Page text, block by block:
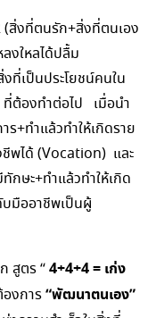
(สิ่งที่ตนรัก+สิ่งที่ตนเอง
งใหลได้ปลื้ม
ที่เป็นประโยชน์คนใน
ที่ต้องทำต่อไป เมื่อนำ
ร+ทำแล้วทำให้เกิดราย
ชีพได้ (Vocation) และ
กษะ+ทำแล้วทำให้เกิด
บมืออาชีพเป็นผู้
สูตร “4+4+4= เก่ง
งการ“พัฒนาตนเอง”